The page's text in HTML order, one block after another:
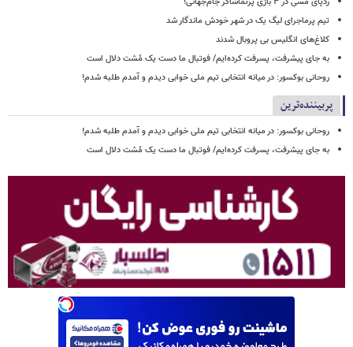
تیم پرماجرای لیگ یک در شهر خودش ماندگار شد
کلاغ‌های انگلیس بی پروبال شدند
به جای پیشرفت، پسرفت کرده‌ایم/ فوتبال ما دست یک مُشت دلال است
روحانی بوکسور: در میانه انتخابی تیم ملی خوابی دیدم و آمدم طلبه شدم!
پربیننده‌ترین
روحانی بوکسور: در میانه انتخابی تیم ملی خوابی دیدم و آمدم طلبه شدم!
به جای پیشرفت، پسرفت کرده‌ایم/ فوتبال ما دست یک مُشت دلال است